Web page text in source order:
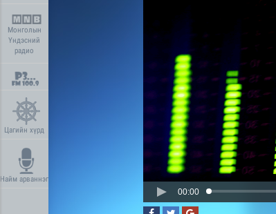
Монголын
Үндэсний
радио
Цагийн хүрд
Найм арваннэг
00:00